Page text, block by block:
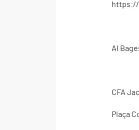
https://
Al
CFA
Plaça